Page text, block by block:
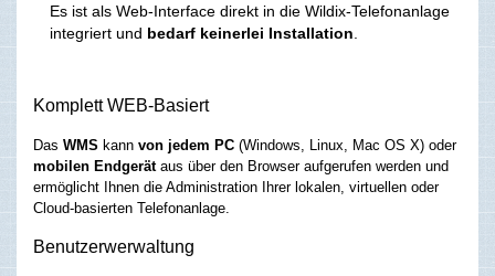
Es ist als Web-Interface direkt in die Wildix-Telefonanlage
integriert und bedarf keinerlei Installation
Komplett WEB-Basiert
Das WMS kann von jedem PC (Windows, Linux, Mac OS X) oder
mobilen Endgerätaus über den Browser aufgerufen werden und
ermöglicht Ihnen die Administration Ihrer lokalen, virtuellen oder
Cloud-basierten Telefonanlage.
Benutzerwerwaltung